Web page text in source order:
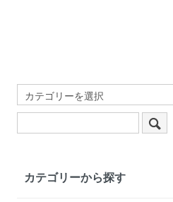
カテゴリーから探す